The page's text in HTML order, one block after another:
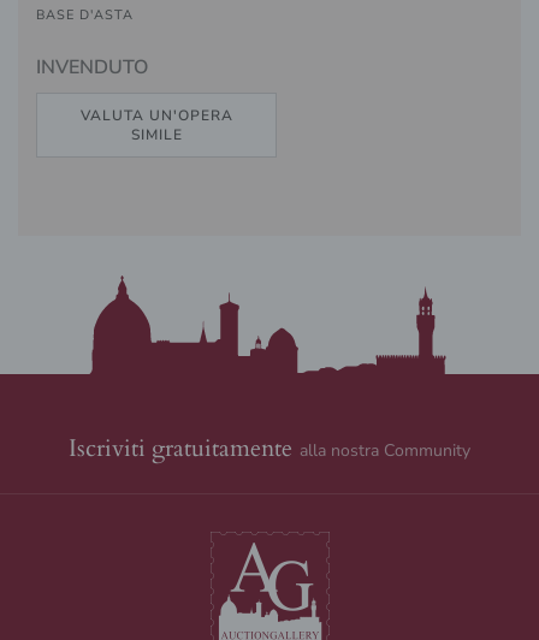
BASE D'ASTA
INVENDUTO
VALUTA UN'OPERA
SIMILE
Iscriviti gratuitamente alla nostra Community